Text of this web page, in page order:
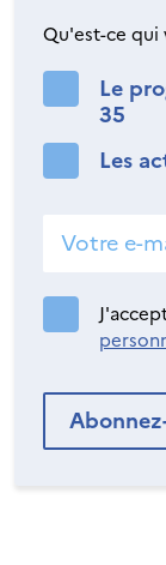
Qu'est-ce qui
Le
35
Les